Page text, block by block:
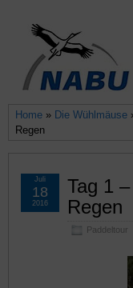
Home » Die Wühlmäuse
Regen
Tag 1
Regen
Paddeltour
Juli
18
2016